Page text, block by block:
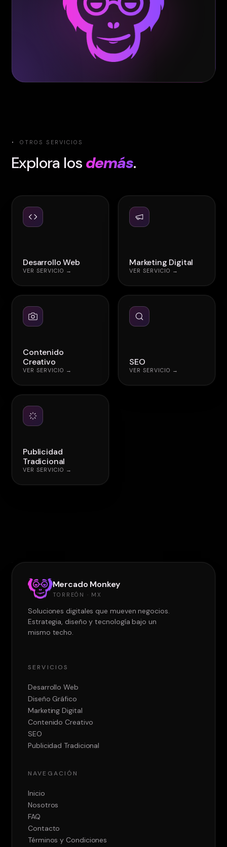
· OTROS SERVICIOS
Explora los demás.
Desarrollo Web
VER SERVICIO →
Marketing Digital
VER SERVICIO →
Contenido
Creativo
VER SERVICIO →
SEO
VER SERVICIO →
Publicidad
Tradicional
VER SERVICIO →
Mercado Monkey
TORREÓN · MX
Soluciones digitales que mueven negocios.
Estrategia, diseño y tecnología bajo un
mismo techo.
SERVICIOS
Desarrollo Web
Diseño Gráfico
Marketing Digital
Contenido Creativo
SEO
Publicidad Tradicional
NAVEGACIÓN
Inicio
Nosotros
FAQ
Contacto
Términos y Condiciones